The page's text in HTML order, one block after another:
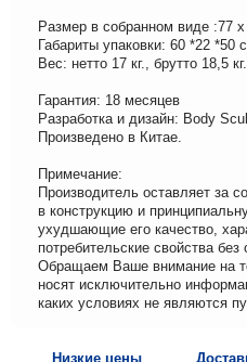
Размер в собранном виде :77
Габариты упаковки: 60 *22 *50
Вес: нетто 17 кг., брутто 18,5 кг.
Гарантия: 18 месяцев
Разработка и дизайн: Body
Произведено в Китае.
Примечание:
Производитель оставляет за
в конструкцию и
ухудшающие его качество,
потребительские свойства
Обращаем Ваше внимание на
носят исключительно
каких условиях не являются
Низкие цены